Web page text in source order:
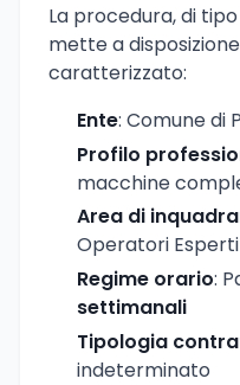
La procedura, di
mette a disposizione
caratterizzato:
Ente: Comune di
Profilo
macchine
Area di
Operatori
Regime orario:
settimanali
Tipologia
indeterminato